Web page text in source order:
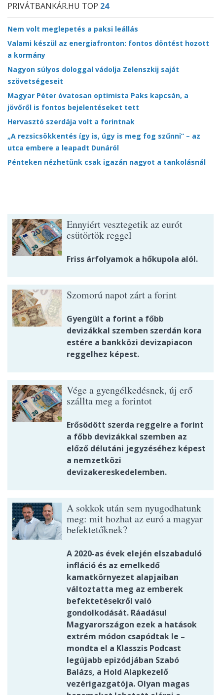
PRIVÁTBANKÁR.HU TOP 24
Nem volt meglepetés a paksi leállás
Valami készül az energiafronton: fontos döntést hozott
a kormány
Nagyon súlyos dologgal vádolja Zelenszkij saját
szövetségeseit
Magyar Péter óvatosan optimista Paks kapcsán, a
jövőről is fontos bejelentéseket tett
Hervasztó szerdája volt a forintnak
„A rezsicsökkentés így is, úgy is meg fog szűnni” – az
utca embere a leapadt Dunáról
Pénteken nézhetünk csak igazán nagyot a tankolásnál
Ennyiért vesztegetik az eurót
csütörtök reggel
Friss árfolyamok a hőkupola alól.
Szomorú napot zárt a forint
Gyengült a forint a főbb
devizákkal szemben szerdán kora
estére a bankközi devizapiacon
reggelhez képest.
Vége a gyengélkedésnek, új erő
szállta meg a forintot
Erősödött szerda reggelre a forint
a főbb devizákkal szemben az
előző délutáni jegyzéséhez képest
a nemzetközi
devizakereskedelemben.
A sokkok után sem nyugodhatunk
meg: mit hozhat az euró a magyar
befektetőknek?
A 2020-as évek elején elszabaduló
infláció és az emelkedő
kamatkörnyezet alapjaiban
változtatta meg az emberek
befektetésekről való
gondolkodását. Ráadásul
Magyarországon ezek a hatások
extrém módon csapódtak le –
mondta el a Klasszis Podcast
legújabb epizódjában Szabó
Balázs, a Hold Alapkezelő
vezérigazgatója. Olyan magas